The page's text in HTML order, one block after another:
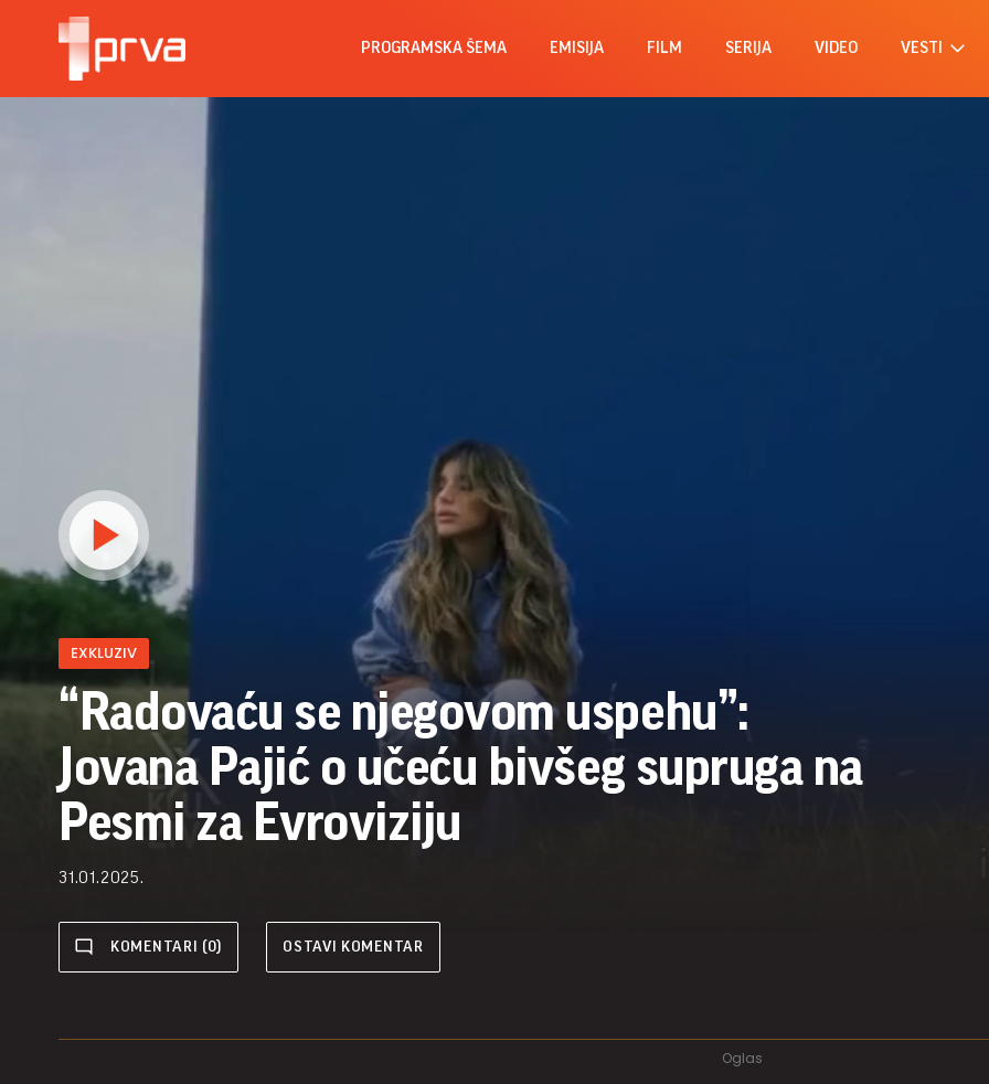
PROGRAMSKA ŠEMA EMISIJA FILM SERIJA VIDEO VESTI
EXKLUZIV
“Radovaću se njegovom uspehu”:
Jovana Pajić o učeću bivšeg supruga na
Pesmi za Evroviziju
31.01.2025.
KOMENTARI (0) OSTAVI KOMENTAR